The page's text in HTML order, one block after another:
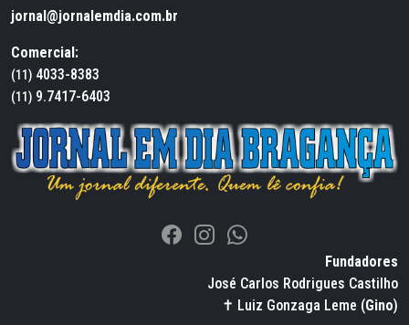
jornal@jornalemdia.com.br
Comercial:
(11) 4033-8383
(11) 9.7417-6403
Fundadores
José Carlos Rodrigues Castilho
✝ Luiz Gonzaga Leme (Gino)